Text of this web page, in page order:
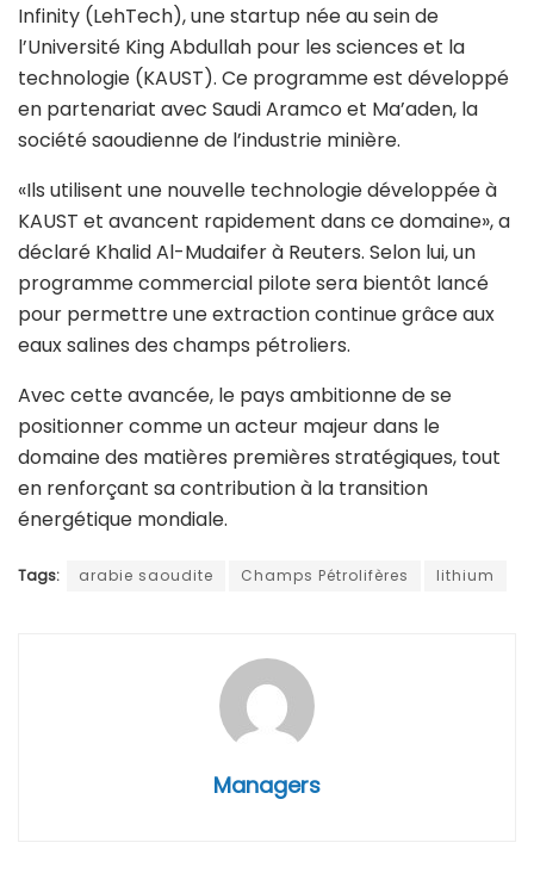
Infinity (LehTech), une startup née au sein de
l’Université King Abdullah pour les sciences et la
technologie (KAUST). Ce programme est développé
en partenariat avec Saudi Aramco et Ma’aden, la
société saoudienne de l’industrie minière.
«Ils utilisent une nouvelle technologie développée à
KAUST et avancent rapidement dans ce domaine», a
déclaré Khalid Al-Mudaifer à Reuters. Selon lui, un
programme commercial pilote sera bientôt lancé
pour permettre une extraction continue grâce aux
eaux salines des champs pétroliers.
Avec cette avancée, le pays ambitionne de se
positionner comme un acteur majeur dans le
domaine des matières premières stratégiques, tout
en renforçant sa contribution à la transition
énergétique mondiale.
Tags: arabie saoudite Champs Pétrolifères lithium
Managers